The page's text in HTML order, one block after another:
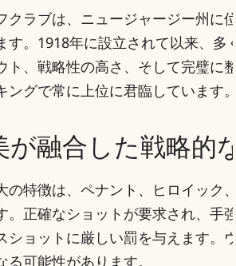
ラブは、ニュージャージー州に
。1918年に設立されて以来、多
、戦略性の高さ、そして完璧に
グで常に上位に君臨しています。
融合した戦略的
特徴は、ペナント、ヒロイック
正確なショットが要求され、手
ョットに厳しい罰を与えます。